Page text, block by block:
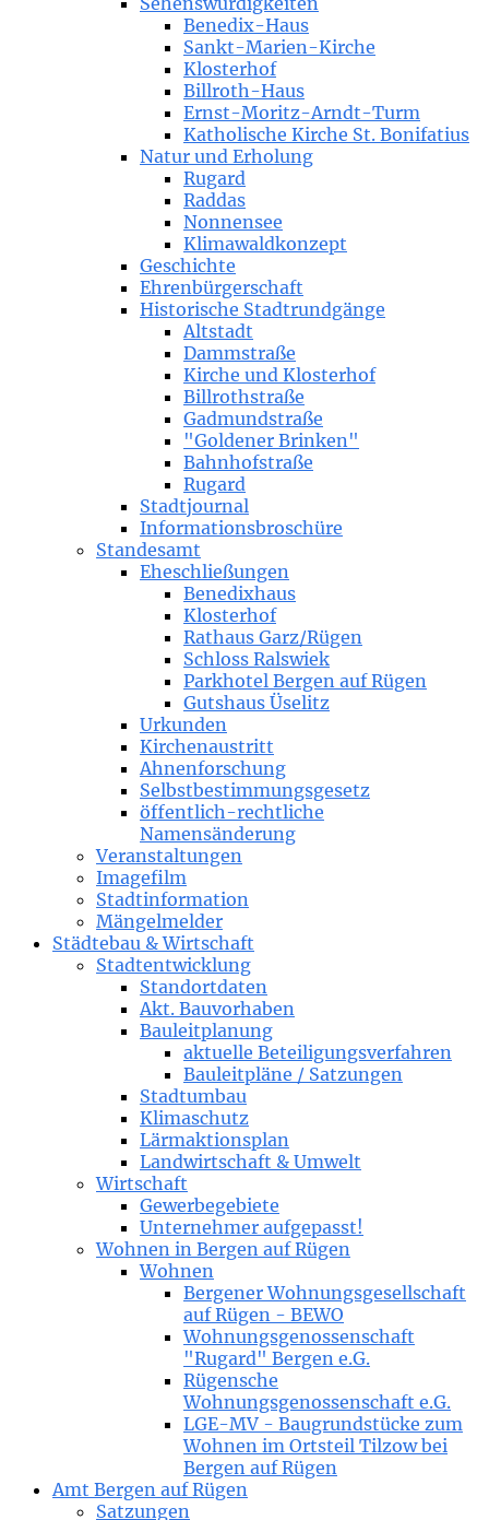
Benedix-Haus
Sankt-Marien-Kirche
Klosterhof
Billroth-Haus
Ernst-Moritz-Arndt-Turm
Katholische Kirche St. Bonifatius
Natur und Erholung
Rugard
Raddas
Nonnensee
Klimawaldkonzept
Geschichte
Ehrenbürgerschaft
Historische Stadtrundgänge
Altstadt
Dammstraße
Kirche und Klosterhof
Billrothstraße
Gadmundstraße
"Goldener Brinken"
Bahnhofstraße
Rugard
Stadtjournal
Informationsbroschüre
Standesamt
Eheschließungen
Benedixhaus
Klosterhof
Rathaus Garz/Rügen
Schloss Ralswiek
Parkhotel Bergen auf Rügen
Gutshaus Üselitz
Urkunden
Kirchenaustritt
Ahnenforschung
Selbstbestimmungsgesetz
öffentlich-rechtliche
Namensänderung
Veranstaltungen
Imagefilm
Stadtinformation
Mängelmelder
Städtebau & Wirtschaft
Stadtentwicklung
Standortdaten
Akt. Bauvorhaben
Bauleitplanung
aktuelle Beteiligungsverfahren
Bauleitpläne / Satzungen
Stadtumbau
Klimaschutz
Lärmaktionsplan
Landwirtschaft & Umwelt
Wirtschaft
Gewerbegebiete
Unternehmer aufgepasst!
Wohnen in Bergen auf Rügen
Wohnen
Bergener Wohnungsgesellschaft
auf Rügen - BEWO
Wohnungsgenossenschaft
"Rugard" Bergen e.G.
Rügensche
Wohnungsgenossenschaft e.G.
LGE-MV - Baugrundstücke zum
Wohnen im Ortsteil Tilzow bei
Bergen auf Rügen
Amt Bergen auf Rügen
Satzungen